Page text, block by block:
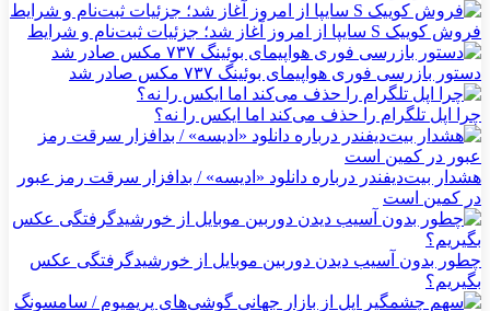
فروش کوییک S سایپا از امروز آغاز شد؛ جزئیات ثبت‌نام و شرایط
دستور بازرسی فوری هواپیمای بوئینگ ۷۳۷ مکس صادر شد
چرا اپل تلگرام را حذف می‌کند اما ایکس را نه؟
هشدار بیت‌دیفندر درباره دانلود «ادیسه» / بدافزار سرقت رمز عبور
در کمین است
چطور بدون آسیب دیدن دوربین موبایل از خورشیدگرفتگی عکس
بگیریم؟